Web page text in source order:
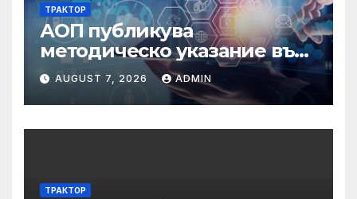
ТРАКТОР
АОП публикува
методическо указание във
връзка с промени в
основанията за
задължително
отстраняване на кандидати
AUGUST 7, 2026 ADMIN
ТРАКТОР